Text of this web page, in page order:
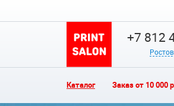
+7 812
Каталог Заказ от 10 000